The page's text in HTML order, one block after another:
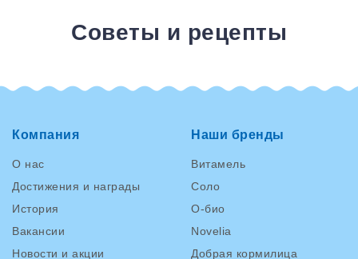
Советы и рецепты
Компания
О нас
Достижения и награды
История
Вакансии
Новости и акции
Наши бренды
Витамель
Соло
О-био
Novelia
Добрая кормилица